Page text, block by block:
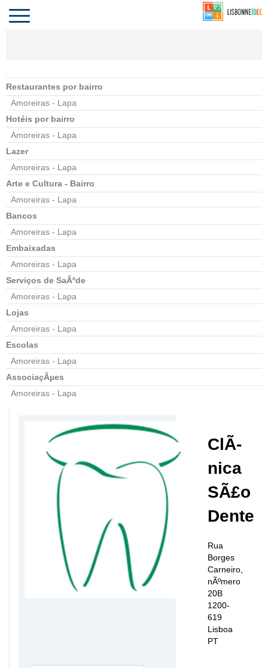
PORTUGAL
Toggle
navigation
Restaurantes por bairro
Amoreiras - Lapa
Hotéis por bairro
Amoreiras - Lapa
Lazer
Amoreiras - Lapa
Arte e Cultura - Bairro
Amoreiras - Lapa
Bancos
Amoreiras - Lapa
Embaixadas
Amoreiras - Lapa
Serviços de SaÃºde
Amoreiras - Lapa
Lojas
Amoreiras - Lapa
Escolas
Amoreiras - Lapa
AssociaçÃµes
Amoreiras - Lapa
ClÃ­
nica
SÃ£o
Dente
Rua
Borges
Carneiro,
nÃºmero
20B
1200-
619
Lisboa
PT